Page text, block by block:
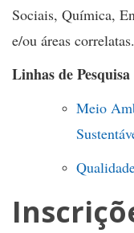
Sociais, Química,
e/ou áreas correlatas.
Linhas de Pesquisa
Meio